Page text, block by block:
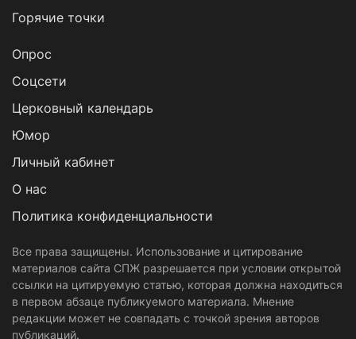
Горячие точки
Опрос
Cоцсети
Церковный календарь
Юмор
Личный кабинет
О нас
Политика конфиденциальности
Все права защищены. Использование и цитирование
материалов сайта СПЖ разрешается при условии открытой
ссылки на цитируемую статью, которая должна находиться
в первом абзаце публикуемого материала. Мнение
редакции может не совпадать с точкой зрения авторов
публикаций.